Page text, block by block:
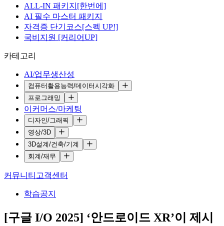
ALL-IN 패키지[한번에]
AI 필수 마스터 패키지
자격증 단기코스[스펙 UP!]
국비지원 [커리어UP]
카테고리
AI/업무생산성
컴퓨터활용능력/데이터시각화
프로그래밍
이커머스/마케팅
디자인/그래픽
영상/3D
3D설계/건축/기계
회계/재무
커뮤니티 고객센터
학습공지
[구글 I/O 2025] ‘안드로이드 XR’이 제시